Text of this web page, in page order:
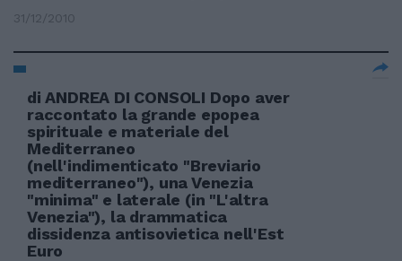
31/12/2010
di ANDREA DI CONSOLI Dopo aver
raccontato la grande epopea
spirituale e materiale del
Mediterraneo
(nell'indimenticato "Breviario
mediterraneo"), una Venezia
"minima" e laterale (in "L'altra
Venezia"), la drammatica
dissidenza antisovietica nell'Est
Euro